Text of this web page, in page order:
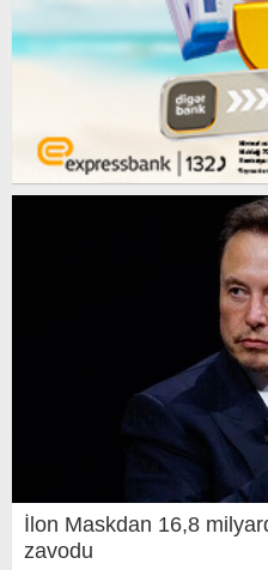
İlon Maskdan 16,8
zavodu